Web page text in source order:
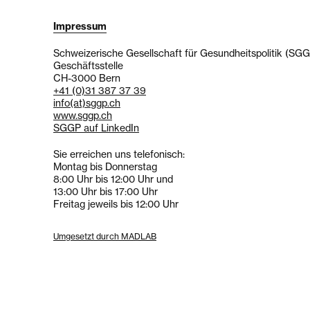
Impressum
Schweizerische Gesellschaft für Gesundheitspolitik
Geschäftsstelle
CH-3000 Bern
+41 (0)31 387 37 39
info(at)sggp.ch
www.sggp.ch
SGGP auf LinkedIn
Sie erreichen uns telefonisch:
Montag bis Donnerstag
8:00 Uhr bis 12:00 Uhr und
13:00 Uhr bis 17:00 Uhr
Freitag jeweils bis 12:00 Uhr
Umgesetzt durch MADLAB